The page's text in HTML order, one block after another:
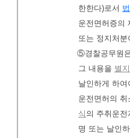
한한다)로서 법
운전면허증의
또는 정지처
⑤경찰공무원
그 내용을 별
날인하게 하
운전면허의
식 의 주취운
명 또는 날인